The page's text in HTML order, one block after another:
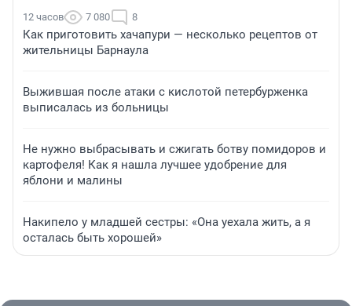
12 часов 7 080 8
Как приготовить хачапури — несколько рецептов от
жительницы Барнаула
Выжившая после атаки с кислотой петербурженка
выписалась из больницы
Не нужно выбрасывать и сжигать ботву помидоров и
картофеля! Как я нашла лучшее удобрение для
яблони и малины
Накипело у младшей сестры: «Она уехала жить, а я
осталась быть хорошей»